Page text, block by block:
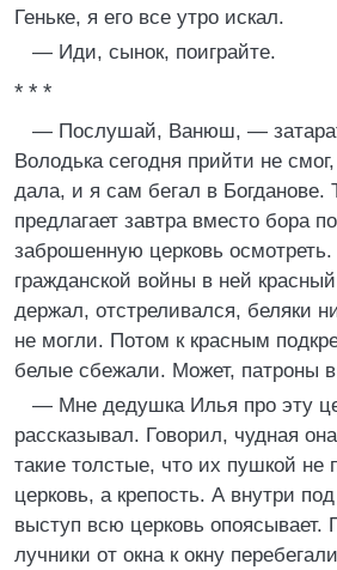
Геньке, я его все утро искал.
— Иди, сынок, поиграйте.
* * *
— Послушай, Ванюш, —
Володька сегодня прийти не
дала, и я сам бегал в Богданове.
предлагает завтра вместо бора
заброшенную церковь
гражданской войны в ней
держал, отстреливался, беляки
не могли. Потом к красным
белые сбежали. Может, патроны
— Мне дедушка Илья про эту
рассказывал. Говорил, чудная
такие толстые, что их пушкой
церковь, а крепость. А внутри
выступ всю церковь
лучники от окна к окну